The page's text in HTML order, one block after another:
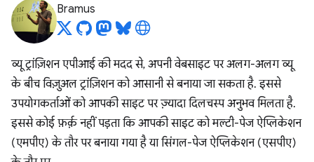
Bramus
व्यू ट्रांज़िशन एपीआई की मदद से, अपनी वेबसाइट पर अलग-अलग व्यू
के बीच विज़ुअल ट्रांज़िशन को आसानी से बनाया जा सकता है. इससे
उपयोगकर्ताओं को आपकी साइट पर ज़्यादा दिलचस्प अनुभव मिलता है.
इससे कोई फ़र्क़ नहीं पड़ता कि आपकी साइट को मल्टी-पेज ऐप्लिकेशन
(एमपीए) के तौर पर बनाया गया है या सिंगल-पेज ऐप्लिकेशन (एसपीए)